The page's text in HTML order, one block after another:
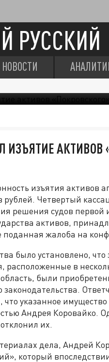
РУССКИЙ
НОВОСТИ
ИЗЪЯТИЕ АКТИВОВ
изъятия активов
рублей. Четвертый
решения судов
активов,
поданная жалоба на
было установлено,
в
были
указанное
Андрея Коровайко.
их.
дела, Андрей
который